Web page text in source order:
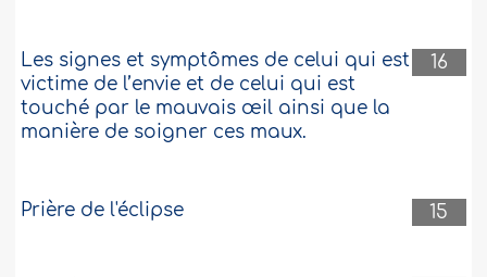
16
Les signes et symptômes de celui qui est
victime de l’envie et de celui qui est
touché par le mauvais œil ainsi que la
manière de soigner ces maux.
15
Prière de l'éclipse